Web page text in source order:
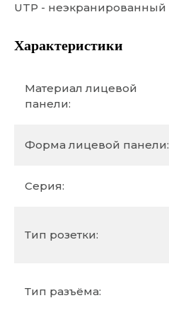
UTP - неэкранированный
Характеристики
Материал лицевой
панели:
Форма лицевой панели:
Серия:
Тип розетки:
Тип разъёма: